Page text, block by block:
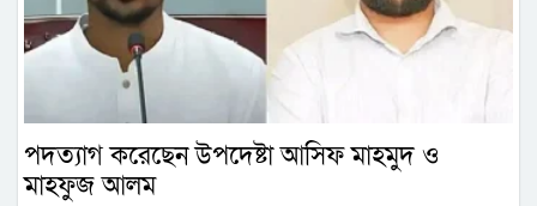
পদত্যাগ করেছেন উপদেষ্টা আসিফ মাহমুদ ও
মাহফুজ আলম